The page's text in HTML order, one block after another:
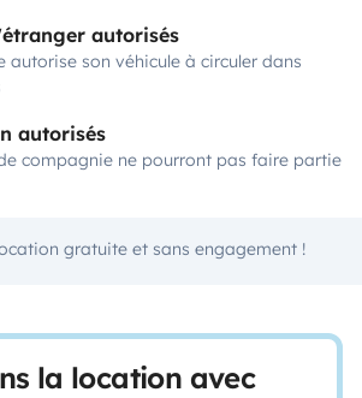
autorisés
autorise son véhicule à circuler dans
autorisés
compagnie ne pourront pas faire partie
gratuite et sans engagement !
la location avec